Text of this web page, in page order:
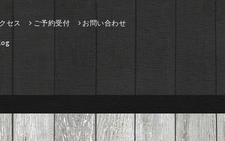
セス ご予約受付 お問い合わせ